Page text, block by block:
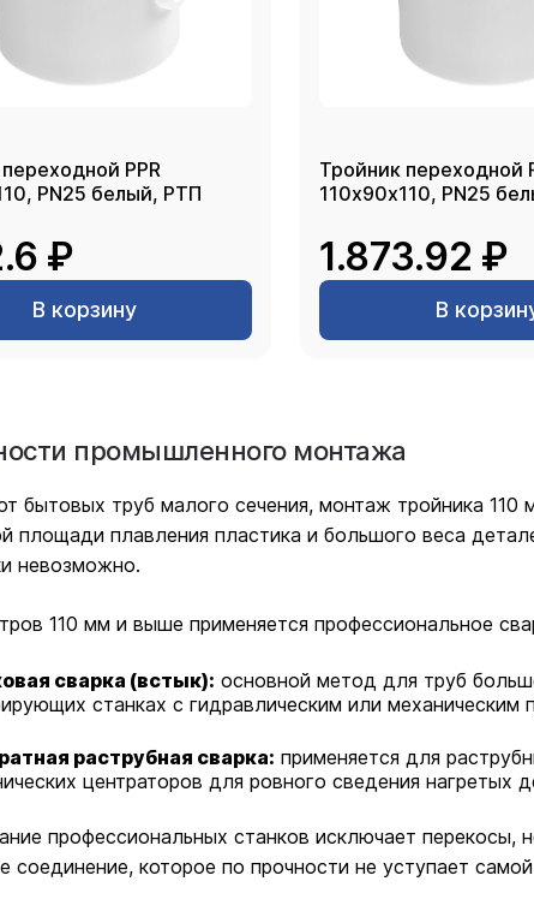
PPR
PN25 белый, РТП
₽
В корзину
Тройник переходной
110х90х110, PN25
1.873.92 ₽
В
промышленного монтажа
бытовых труб малого сечения, монтаж тройника
площади плавления пластика и большого веса
невозможно.
110 мм и выше применяется профессиональное
сварка (встык): основной метод для труб
станках с гидравлическим или механическим
раструбная сварка: применяется для
центраторов для ровного сведения нагретых
профессиональных станков исключает перекосы,
соединение, которое по прочности не уступает